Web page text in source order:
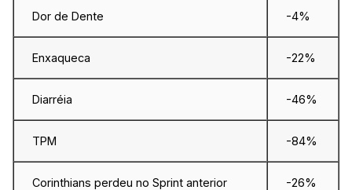
Dor de Dente -4%
Enxaqueca -22%
Diarréia -46%
TPM -84%
Corinthians perdeu no Sprint anterior -26%